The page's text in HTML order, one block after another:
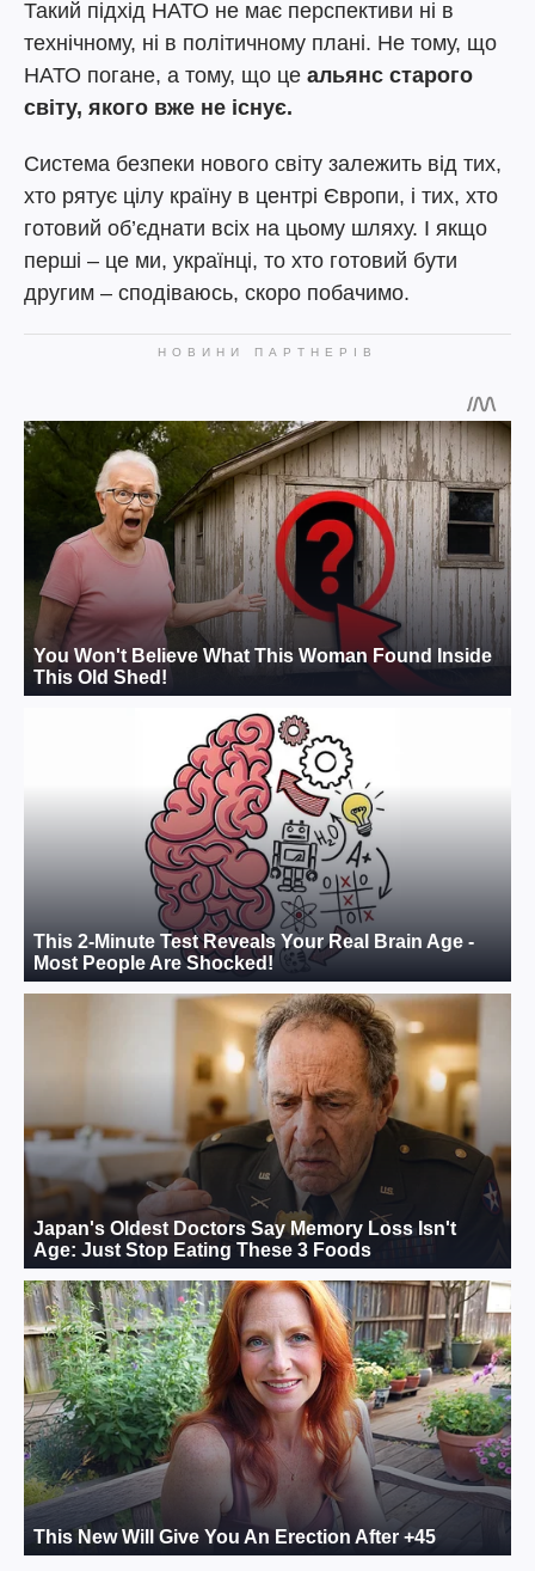
Такий підхід НАТО не має перспективи ні в
технічному, ні в політичному плані. Не тому, що
НАТО погане, а тому, що це альянс старого
світу, якого вже не існує.
Система безпеки нового світу залежить від тих,
хто рятує цілу країну в центрі Європи, і тих, хто
готовий об’єднати всіх на цьому шляху. І якщо
перші – це ми, українці, то хто готовий бути
другим – сподіваюсь, скоро побачимо.